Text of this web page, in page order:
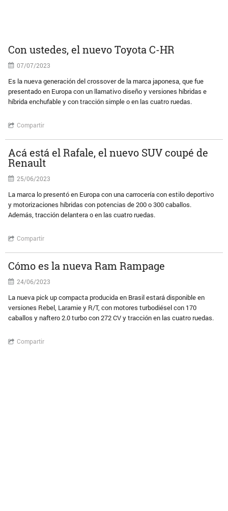
Con ustedes, el nuevo Toyota C-HR
07/07/2023
Es la nueva generación del crossover de la marca japonesa, que fue
presentado en Europa con un llamativo diseño y versiones híbridas e
híbrida enchufable y con tracción simple o en las cuatro ruedas.
Compartir
Acá está el Rafale, el nuevo SUV coupé de
Renault
25/06/2023
La marca lo presentó en Europa con una carrocería con estilo deportivo
y motorizaciones híbridas con potencias de 200 o 300 caballos.
Además, tracción delantera o en las cuatro ruedas.
Compartir
Cómo es la nueva Ram Rampage
24/06/2023
La nueva pick up compacta producida en Brasil estará disponible en
versiones Rebel, Laramie y R/T, con motores turbodiésel con 170
caballos y naftero 2.0 turbo con 272 CV y tracción en las cuatro ruedas.
Compartir